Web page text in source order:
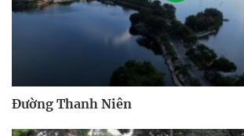
Đường Thanh Niên